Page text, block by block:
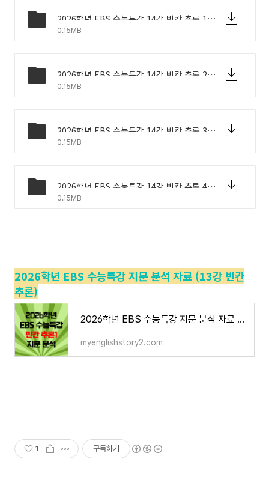
2026학년 EBS 수능특강 14강 빈칸 추론 1번 문제.pdf
0.15MB
2026학년 EBS 수능특강 14강 빈칸 추론 2번 문제.pdf
0.15MB
2026학년 EBS 수능특강 14강 빈칸 추론 3번 문제.pdf
0.15MB
2026학년 EBS 수능특강 14강 빈칸 추론 4번 문제.pdf
0.15MB
2026학년 EBS 수능특강 지문 분석 자료 (13강 빈칸
추론)
2026학년 EBS 수능특강 지문 분석 자료 (13강 빈칸 추론)
myenglishstory2.com
1 구독하기